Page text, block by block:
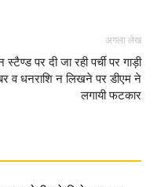
अगला लेख
स्टैण्ड पर दी जा रही पर्ची पर गाड़ी
व धनराशि न लिखने पर डीएम ने
लगायी फटकार